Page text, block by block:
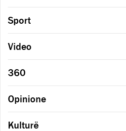
Sport
Video
360
Opinione
Kulturë